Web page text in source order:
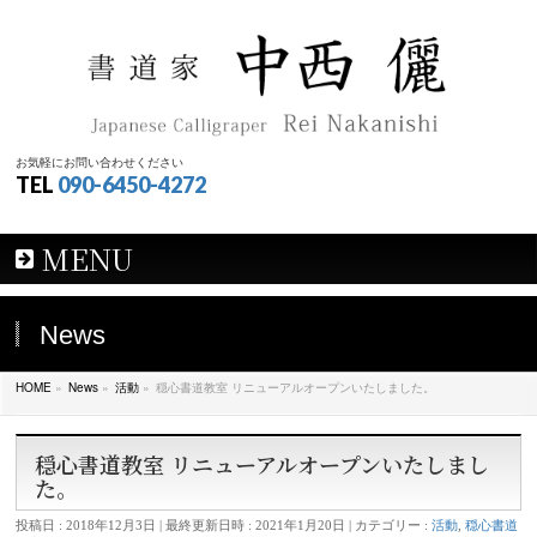
お気軽にお問い合わせください
TEL 090-6450-4272
MENU
News
HOME » News » 活動 » 穏心書道教室 リニューアルオープンいたしました。
穏心書道教室 リニューアルオープンいたしまし
た。
投稿日 : 2018年12月3日 最終更新日時 : 2021年1月20日 カテゴリー :活動 ,穏心書道